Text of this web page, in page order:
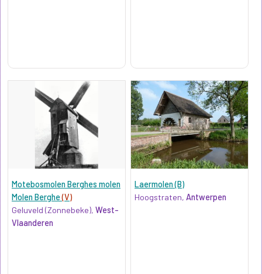
Motebosmolen Berghes molen
Molen Berghe(V)
Geluveld (Zonnebeke), West-
Vlaanderen
Laermolen (B)
Hoogstraten,Antwerpen